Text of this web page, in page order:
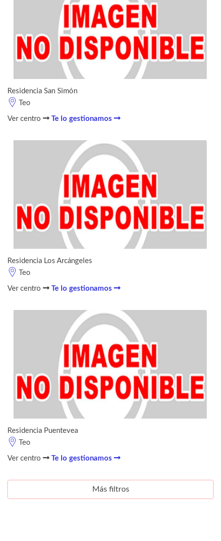
Residencia San Simón
Teo
Ver centro Te lo gestionamos
Residencia Los Arcángeles
Teo
Ver centro Te lo gestionamos
Residencia Puentevea
Teo
Ver centro Te lo gestionamos
Más filtros